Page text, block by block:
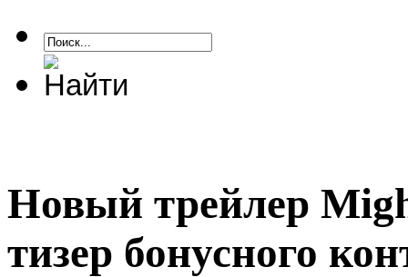
Новый трейлер
тизер бонусного